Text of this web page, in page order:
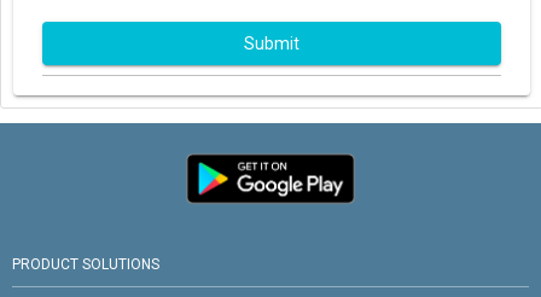
Submit
PRODUCT SOLUTIONS